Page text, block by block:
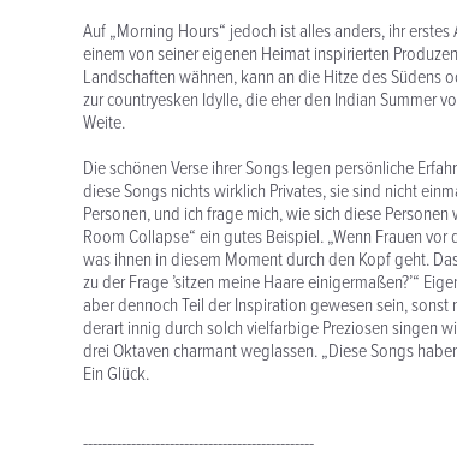
Auf „Morning Hours“ jedoch ist alles anders, ihr
einem von seiner eigenen Heimat inspirierten
Landschaften wähnen, kann an die Hitze des
zur countryesken Idylle, die eher den Indian Summer
Weite.
Die schönen Verse ihrer Songs legen persönliche
diese Songs nichts wirklich Privates, sie sind nicht
Personen, und ich frage mich, wie sich diese
Room Collapse“ ein gutes Beispiel. „Wenn Frauen
was ihnen in diesem Moment durch den Kopf geht.
zu der Frage ’sitzen meine Haare einigermaßen?’“
aber dennoch Teil der Inspiration gewesen sein,
derart innig durch solch vielfarbige Preziosen singen
drei Oktaven charmant weglassen. „Diese Songs
Ein Glück.
------------------------------------------------